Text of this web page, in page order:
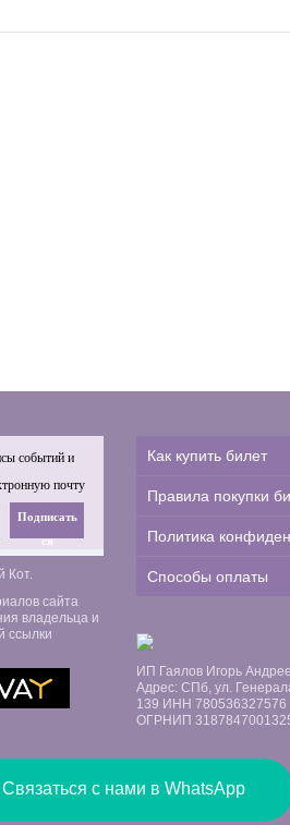
Связаться с нами в WhatsApp
событий и
почту
Подписать
ся
Кот.
сайта
владельца и
ссылки
Как купить билет
Правила покупки
Политика
Способы оплаты
ИП Гаялов Игорь
Адрес: СПб, ул.
139 ИНН 780536327576
ОГРНИП
Swift Ideas